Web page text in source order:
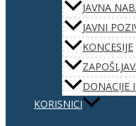
JAVNA
JAVNI
KONCESIJE
DONACIJE
KORISNICI